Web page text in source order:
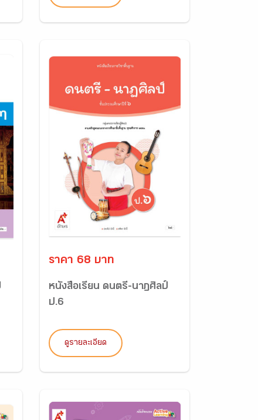
ราคา 68 บาท
หนังสือเรียน ดนตรี-นาฏศิลป์
ป.6
ดูรายละเอียด